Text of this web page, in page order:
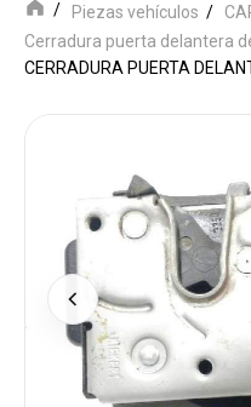
Piezas vehículos
Cerradura puerta delantera
CERRADURA PUERTA